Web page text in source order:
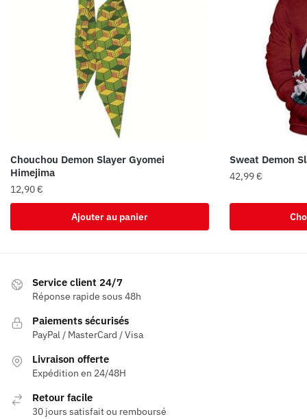
Chouchou Demon Slayer Gyomei
Himejima
12,90€
Ajouter au panier
Sweat Demon
42,99€
a
Service client 24/7
Réponse rapide sous 48h
Paiements sécurisés
PayPal / MasterCard / Visa
Livraison offerte
Expédition en 24/48H
Retour facile
30 jours satisfait ou remboursé